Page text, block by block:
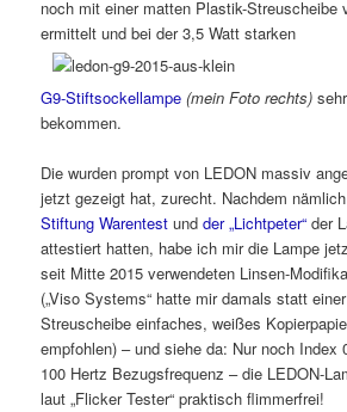
noch mit einer matten Plastik-Streuscheibe
ermittelt und bei der 3,5 Watt starken
G9-Stiftsockellampe (mein Foto rechts)
bekommen.
Die wurden prompt von LEDON massiv
jetzt gezeigt hat, zurecht. Nachdem
Stiftung Warentest undder „Lichtpeter“ der
attestiert hatten, habe ich mir die Lampe
seit Mitte 2015 verwendeten Linsen-
(„Viso Systems“ hatte mir damals statt
Streuscheibe einfaches, weißes
empfohlen) – und siehe da: Nur noch Index
100 Hertz Bezugsfrequenz – die LEDON-
laut „Flicker Tester“ praktisch flimmerfrei!